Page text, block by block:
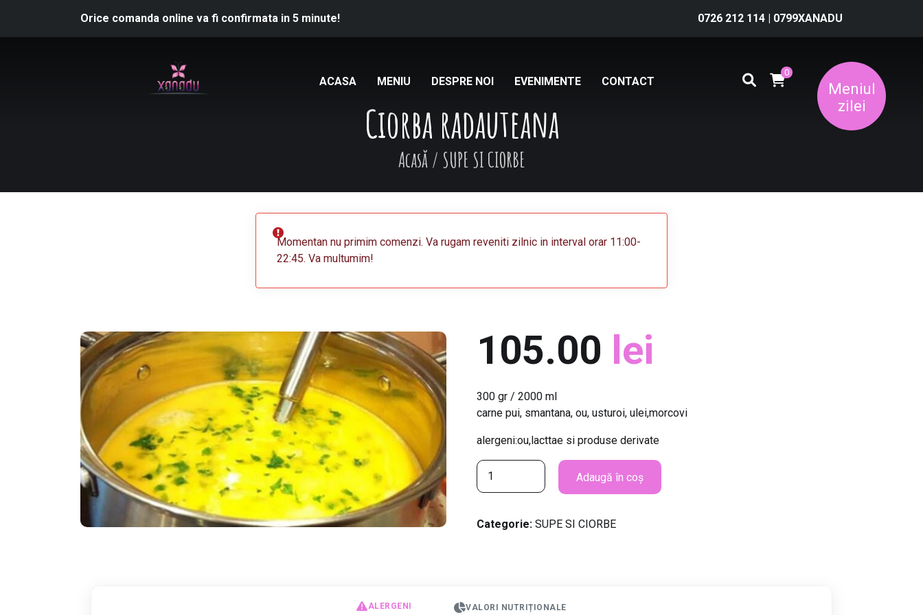
Orice comanda online va fi confirmata in 5 minute! 0726 212 114 | 0799XANADU
ACASA MENIU DESPRE NOI EVENIMENTE CONTACT
0
Meniul
zilei
Ciorba radauteana
Acasă / SUPE SI CIORBE
Momentan nu primim comenzi. Va rugam reveniti zilnic in interval orar 11:00-
22:45. Va multumim!
105.00 lei
300 gr / 2000 ml
carne pui, smantana, ou, usturoi, ulei,morcovi
alergeni:ou,lacttae si produse derivate
C
a
t
Adaugă în coș
Categorie: SUPE SI CIORBE
ALERGENI VALORI NUTRIȚIONALE